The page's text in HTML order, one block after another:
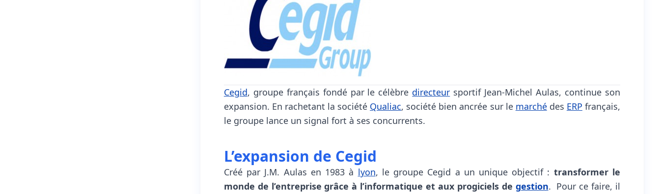
Cegid, groupe français fondé par le célèbre directeur sportif Jean-Michel Aulas, continue son
expansion. En rachetant la société Qualiac, société bien ancrée sur le marchédes ERP français,
le groupe lance un signal fort à ses concurrents.
L’expansion de Cegid
Créé par J.M. Aulas en 1983 à lyon, le groupe Cegid a un unique objectif : transformer le
monde de l’entreprise grâce à l’informatique et aux progiciels de gestion. Pour ce faire, il